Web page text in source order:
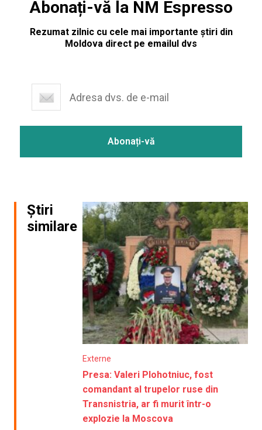
Abonați-vă la NM Espresso
Rezumat zilnic cu cele mai importante știri din
Moldova direct pe emailul dvs
Știri
similare
Externe
Presa: Valeri Plohotniuc, fost
comandant al trupelor ruse din
Transnistria, ar fi murit într-o
explozie la Moscova